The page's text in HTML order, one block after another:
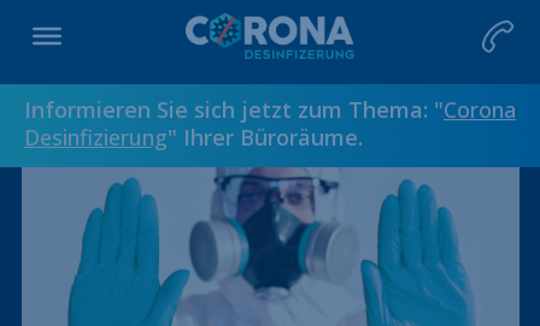
Informieren Sie sich jetzt zum Thema: "Corona
Desinfizierung" Ihrer Büroräume.